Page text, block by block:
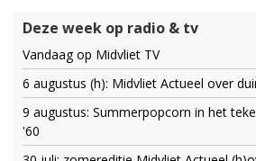
Deze week op radio & tv
Vandaag op Midvliet TV
6 augustus (h): Midvliet Actueel over
9 augustus: Summerpopcorn in het
'60